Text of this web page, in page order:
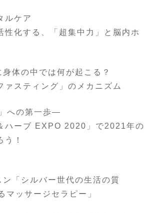
ルケア
性化する、「超集中力」と脳内ホ
身体の中では何が起こる？
ァスティング」のメカニズム
への第一歩―
ハーブ EXPO 2020」で2021年の
う！
ン「シルバー世代の生活の質
マッサージセラピー」